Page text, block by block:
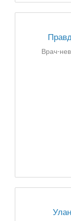
Врач-